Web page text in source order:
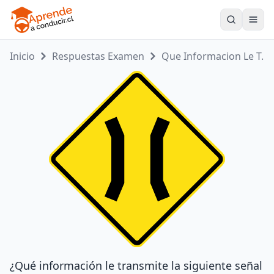
Inicio Respuestas Examen Que Informacion Le T...
¿Qué información le transmite la siguiente señal